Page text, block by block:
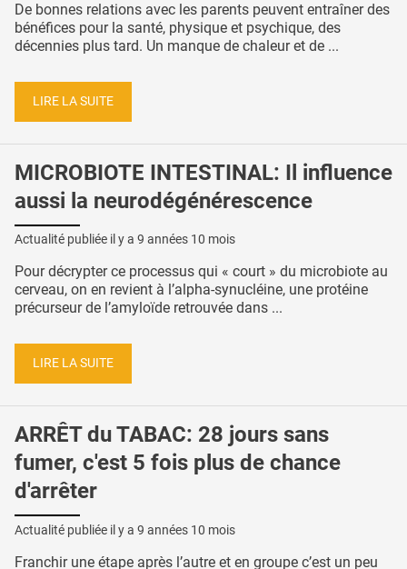
De bonnes relations avec les parents peuvent entraîner des
bénéfices pour la santé, physique et psychique, des
décennies plus tard. Un manque de chaleur et de ...
LIRE LA SUITE
MICROBIOTE INTESTINAL: Il influence
aussi la neurodégénérescence
Actualité publiée il y a 9 années 10 mois
Pour décrypter ce processus qui « court » du microbiote au
cerveau, on en revient à l’alpha-synucléine, une protéine
précurseur de l’amyloïde retrouvée dans ...
LIRE LA SUITE
ARRÊT du TABAC: 28 jours sans
fumer, c'est 5 fois plus de chance
d'arrêter
Actualité publiée il y a 9 années 10 mois
Franchir une étape après l’autre et en groupe c’est un peu